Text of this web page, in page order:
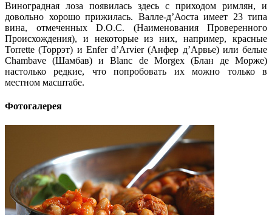
Виноградная лоза появилась здесь с приходом римлян, и
довольно хорошо прижилась. Валле-д’Аоста имеет 23 типа
вина, отмеченных D.O.C. (Наименования Проверенного
Происхождения), и некоторые из них, например, красные
Torrette (Торрэт) и Enfer d’Arvier (Анфер д’Арвье) или белые
Chambave (Шамбав) и Blanc de Morgex (Блан де Морже)
настолько редкие, что попробовать их можно только в
местном масштабе.
Фотогалерея